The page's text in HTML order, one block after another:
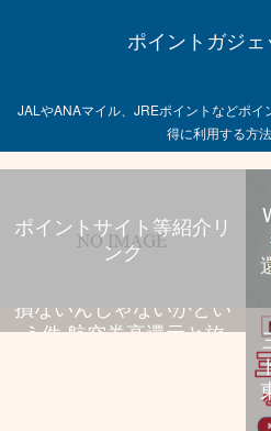
ポイントガジ
JALやANAマイル、JREポイントなどポ
得に利用する方
ポイントサイト等紹介リ
ンク
飛行機乗る旅行好きなら
損ないんじゃないかとい
う件 航空券高還元と旅